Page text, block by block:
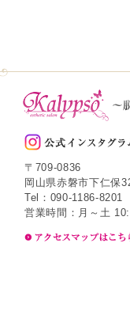
〒709-0836
岡山県赤磐市下仁保
Tel：090-1186-8201
営業時間：月～土